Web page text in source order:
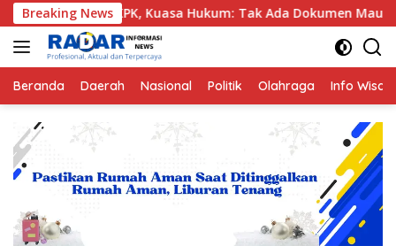
Langsung
ke
konten
Breaking News
KPK, Kuasa Hukum: Tak Ada Dokumen Maupun
Beranda Daerah Nasional Politik Olahraga Info